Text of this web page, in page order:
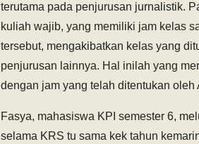
terutama pada penjurusan jurnalistik.
kuliah wajib, yang memiliki jam kelas
tersebut, mengakibatkan kelas yang
penjurusan lainnya. Hal inilah yang
dengan jam yang telah ditentukan oleh
Fasya, mahasiswa KPI semester 6,
selama KRS tu sama kek tahun